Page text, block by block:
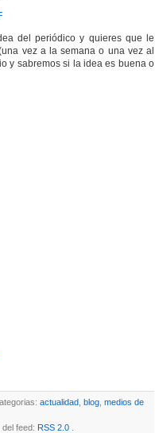
del periódico y quieres que le
vez a la semana o una vez al
y sabremos si la idea es buena o
actualidad blog medios de
feed: RSS 2.0